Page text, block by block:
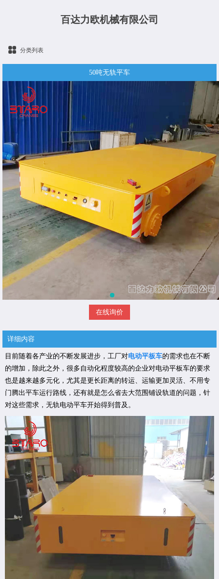
百达力欧机械有限公司
分类列表
50吨无轨平车
在线询价
详细内容
目前随着各产业的不断发展进步，工厂对电动平板车的需求也在不断
的增加，除此之外，很多自动化程度较高的企业对电动平板车的要求
也是越来越多元化，尤其是更长距离的转运、运输更加灵活、不用专
门腾出平车运行路线，还有就是怎么省去大范围铺设轨道的问题，针
对这些需求，无轨电动平车开始得到普及。